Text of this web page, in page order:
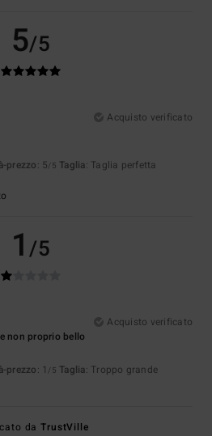
5/5
Acquisto verificato
prezzo: 5/5 Taglia: Taglia perfetta
1/5
Acquisto verificato
non proprio bello
prezzo: 1 /5 Taglia: Troppo grande
daTrustVille